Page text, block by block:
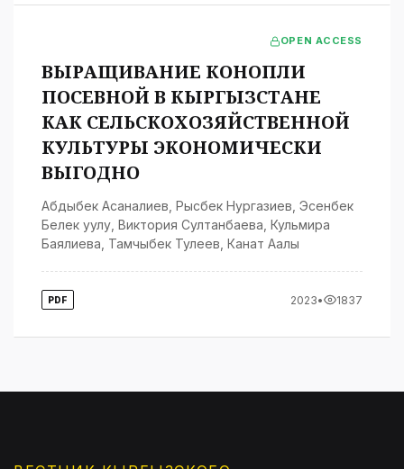
OPEN ACCESS
ВЫРАЩИВАНИЕ КОНОПЛИ
ПОСЕВНОЙ В КЫРГЫЗСТАНЕ
КАК СЕЛЬСКОХОЗЯЙСТВЕННОЙ
КУЛЬТУРЫ ЭКОНОМИЧЕСКИ
ВЫГОДНО
Абдыбек Асаналиев Рысбек Нургазиев Эсенбек
Белек уулу Виктория Султанбаева Кульмира
Баялиева Тамчыбек Тулеев Канат Аалы
PDF 2023• 1837